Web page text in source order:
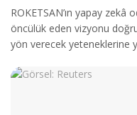
ROKETSAN’ın yapay
öncülük eden vizyonu
yön verecek yeteneklerine